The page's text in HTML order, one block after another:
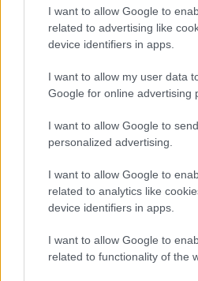
I want to allow Google to
related to advertising like
device identifiers in apps.
I want to allow my user data
Google for online advertising
I want to allow Google to
personalized advertising.
I want to allow Google to
related to analytics like
device identifiers in apps.
I want to allow Google to
related to functionality of the
και ως ο επικεφαλής της
αντιπολίτευσης.
Όπως σημειώνουν θα ήταν
αποχώρηση του Αλέξη
την ηγεσία του κόμματος
το ρίσκο μιας αρνητικής
έχουν ήδη ταχθεί με την
Αχτσιόγλου.
Προειδοποιητικά πυρά Παππά